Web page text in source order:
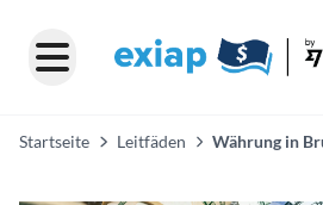
Startseite Leitfäden
Währung in